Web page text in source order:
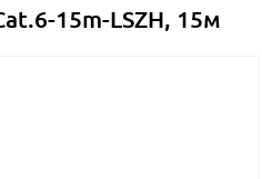
15m-LSZH, 15м